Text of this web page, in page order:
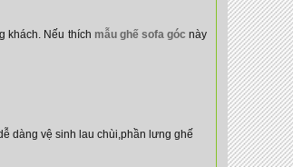
khách. Nếu thích mẫu ghế sofa góc này
dàng vệ sinh lau chùi,phần lưng ghế